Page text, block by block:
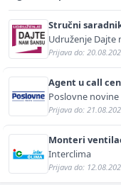
Stručni
Udruženje Dajte
Prijava do:
Agent u call
Poslovne novine
Prijava do:
Monteri
Interclima
Prijava do: